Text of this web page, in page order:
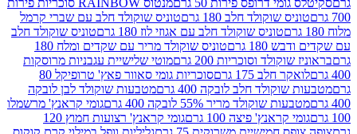
דרופס פירות 50 גרם
מנטוס RAINBOW סוכריות פירות
שוקולד חלב 180 גרם
טוניס שוקולד חלב עם שברי קרמל
טוניס שוקולד חלב עם אגוזי לוז 180 גרם
טוניס שוקולד חלב
180 גרם
טוניס שוקולד מריר עם שקדים ומלח 180
וסוכריות 200 גרם
מוטי שלישיית עגבניות מרוסקות
חלב 175 גרם
סוכריות גומי סאוור פאץ' טרופיקל 80
חלב לובקה 400 גרם
מטבעות שוקולד לבן לובקה
שוקולד מריר 55% לובקה 400 גרם
גומי קראנץ' מרשמלו
קראנץ' פיצה 100 גרם
גומי קראנץ' רצועות חמוץ 120